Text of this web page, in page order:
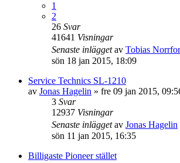
1
2
26 Svar
41641 Visningar
Senaste inläggetav Tobias
sön 18 jan 2015, 18:09
Service Technics SL-1210
av Jonas Hagelin » fre 09 jan 2015,
3 Svar
12937 Visningar
Senaste inläggetav Jonas Hagelin
sön 11 jan 2015, 16:35
Billigaste Pioneer stället